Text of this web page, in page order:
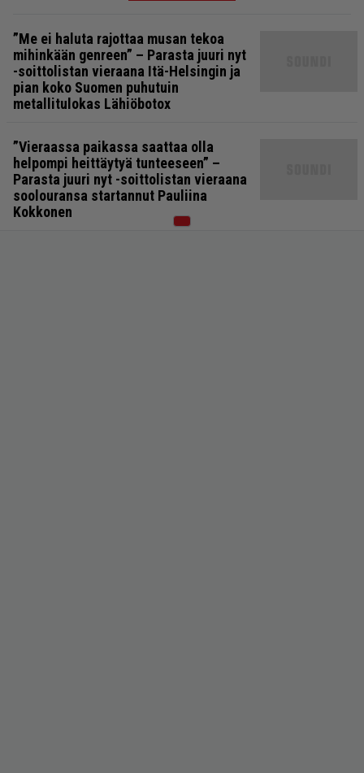
”Me ei haluta rajottaa musan tekoa
mihinkään genreen” – Parasta juuri nyt
-soittolistan vieraana Itä-Helsingin ja
pian koko Suomen puhutuin
metallitulokas Lähiöbotox
”Vieraassa paikassa saattaa olla
helpompi heittäytyä tunteeseen” –
Parasta juuri nyt -soittolistan vieraana
soolouransa startannut Pauliina
Kokkonen